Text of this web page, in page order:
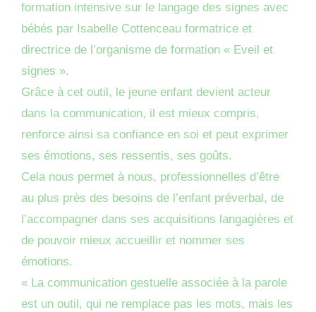
formation intensive sur le langage des signes avec
bébés par Isabelle Cottenceau formatrice et
directrice de l’organisme de formation « Eveil et
signes ».
Grâce à cet outil, le jeune enfant devient acteur
dans la communication, il est mieux compris,
renforce ainsi sa confiance en soi et peut exprimer
ses émotions, ses ressentis, ses goûts.
Cela nous permet à nous, professionnelles d’être
au plus près des besoins de l’enfant préverbal, de
l’accompagner dans ses acquisitions langagières et
de pouvoir mieux accueillir et nommer ses
émotions.
« La communication gestuelle associée à la parole
est un outil, qui ne remplace pas les mots, mais les